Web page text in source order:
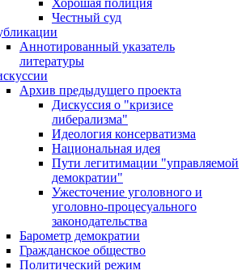
Хорошая полиция
Честный суд
Аннотированный указатель
литературы
Архив предыдущего проекта
Дискуссия о "кризисе
либерализма"
Идеология консерватизма
Национальная идея
Пути легитимации "управляемой
демократии"
Ужесточение уголовного и
уголовно-процесуального
законодательства
Барометр демократии
Гражданское общество
Политический режим